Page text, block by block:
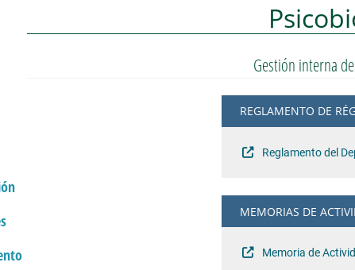
Gestión interna
REGLAMENTO DE
Reglamento del
MEMORIAS DE
Memoria de